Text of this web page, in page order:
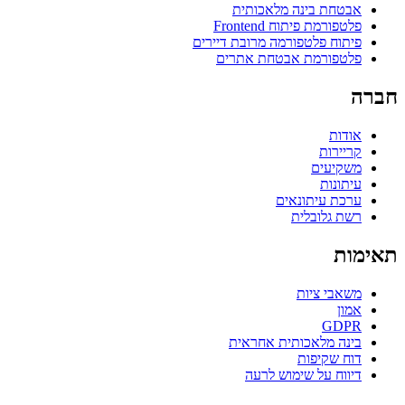
אבטחת בינה מלאכותית
פלטפורמת פיתוח Frontend
פיתוח פלטפורמה מרובת דיירים
פלטפורמת אבטחת אתרים
חברה
אודות
קריירות
משקיעים
עיתונות
ערכת עיתונאים
רשת גלובלית
תאימות
משאבי ציות
אמון
GDPR
בינה מלאכותית אחראית
דוח שקיפות
דיווח על שימוש לרעה